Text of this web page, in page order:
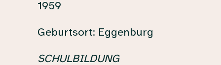
1959
Geburtsort: Eggenburg
SCHULBILDUNG